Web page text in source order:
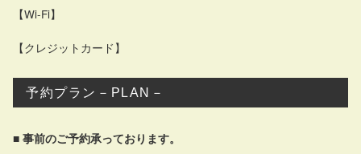
【Wi-Fi】
【クレジットカード】
予約プラン－PLAN－
■ 事前のご予約承っております。